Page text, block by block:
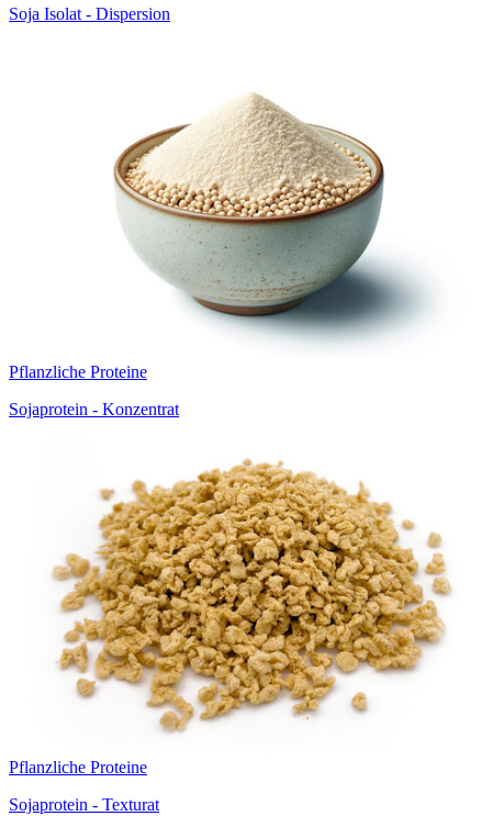
Soja Isolat - Dispersion
Pflanzliche Proteine
Sojaprotein - Konzentrat
Pflanzliche Proteine
Sojaprotein - Texturat